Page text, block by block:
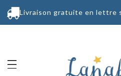
Livraison gratuite en lettre